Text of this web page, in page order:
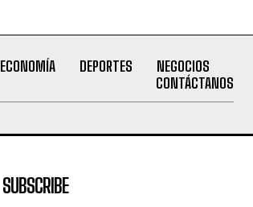
ECONOMÍA DEPORTES
NEGOCIOS
CONTÁCTANOS
SUBSCRIBE